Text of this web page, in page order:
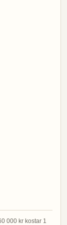
000 kr kostar 1